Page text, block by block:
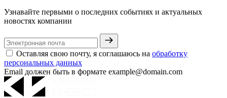
Узнавайте первыми о последних событиях и актуальных
новостях компании
Оставляя свою почту, я соглашаюсь на обработку
персональных данных
Email должен быть в формате example@domain.com